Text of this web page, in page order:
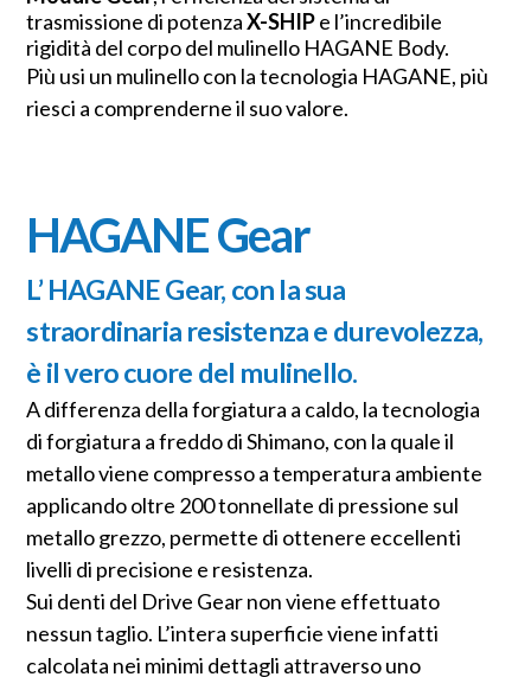
trasmissione di potenzaX-SHIPe l’incredibile
rigidità del corpo del mulinello HAGANE Body.
Più usi un mulinello con la tecnologia HAGANE, più
riesci a comprenderne il suo valore.
HAGANE Gear
L’ HAGANE Gear, con la sua
straordinaria resistenza e durevolezza,
è il vero cuore del mulinello.
A differenza della forgiatura a caldo, la tecnologia
di forgiatura a freddo di Shimano, con la quale il
metallo viene compresso a temperatura ambiente
applicando oltre 200 tonnellate di pressione sul
metallo grezzo, permette di ottenere eccellenti
livelli di precisione e resistenza.
Sui denti del Drive Gear non viene effettuato
nessun taglio. L’intera superficie viene infatti
calcolata nei minimi dettagli attraverso uno